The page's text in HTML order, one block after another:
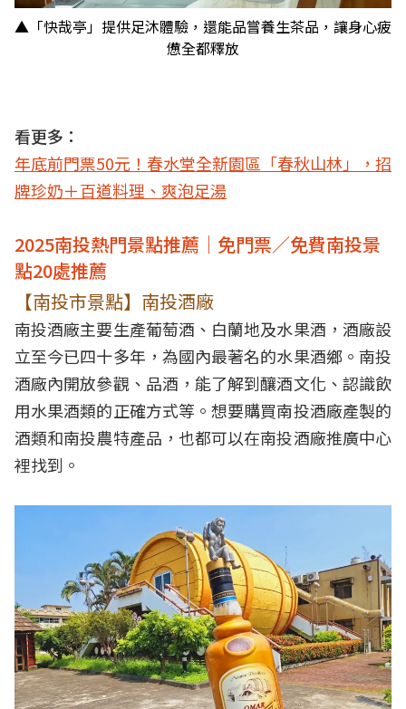
▲「快哉亭」提供足沐體驗，還能品嘗養生茶品，讓身心疲
憊全都釋放
看更多：
年底前門票50元！春水堂全新園區「春秋山林」，招
牌珍奶＋百道料理、爽泡足湯
2025南投熱門景點推薦｜免門票／免費南投景
點20處推薦
【南投市景點】南投酒廠
南投酒廠主要生產葡萄酒、白蘭地及水果酒，酒廠設
立至今已四十多年，為國內最著名的水果酒鄉。南投
酒廠內開放參觀、品酒，能了解到釀酒文化、認識飲
用水果酒類的正確方式等。想要購買南投酒廠產製的
酒類和南投農特產品，也都可以在南投酒廠推廣中心
裡找到。